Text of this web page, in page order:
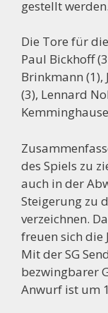
gestellt werden.
Die Tore für
Paul Bickhoff
Brinkmann (1),
(3), Lennard
des Spiels zu
auch in der
Steigerung zu
verzeichnen.
freuen sich die
Mit der SG
bezwingbarer
Anwurf ist um